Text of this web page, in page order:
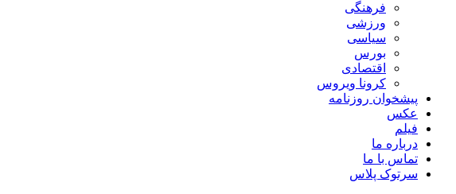
فرهنگی
ورزشی
سیاسی
بورس
اقتصادی
کرونا ویروس
پیشخوان روزنامه
عکس
فیلم
درباره ما
تماس با ما
سرتوک پلاس